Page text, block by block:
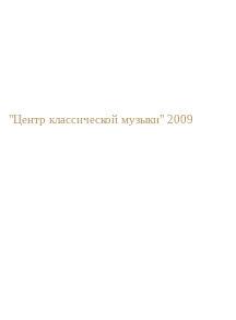
"Центр классической музыки" 2009